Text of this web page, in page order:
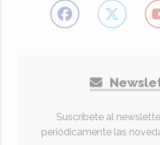
Suscríbete al
periódicamente las